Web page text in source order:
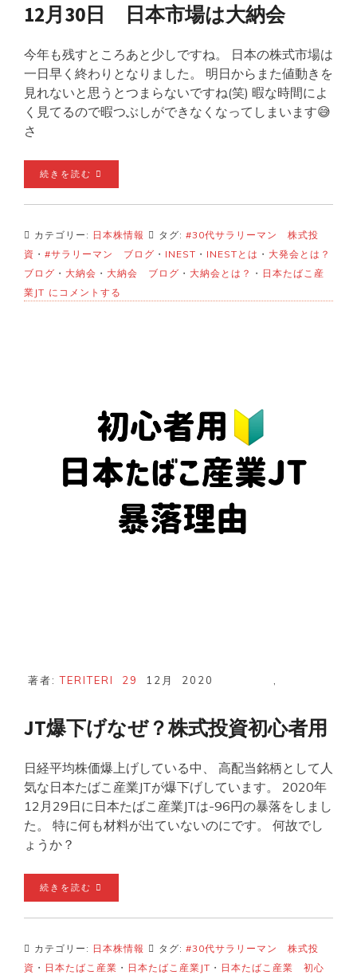
12月30日 日本市場は大納会
今年も残すところあと少しですね。 日本の株式市場は
一日早く終わりとなりました。 明日からまた値動きを
見れないと思うとつまらないですね(笑) 暇な時間によ
く見てるので暇つぶしができなくなってしまいます😅
さ
続きを読む
カテゴリー: 日本株情報 タグ: #30代サラリーマン 株式投
資 ・ #サラリーマン ブログ ・ INEST ・ INESTとは ・ 大発会とは？
ブログ ・ 大納会 ・ 大納会 ブログ ・ 大納会とは？ ・ 日本たばこ産
業JT 12
月
にコメントする
著者:TERITERI 29 12月 2020
JT爆下げなぜ？株式投資初心者用
日経平均株価爆上げしている中、 高配当銘柄として人
気な日本たばこ産業JTが爆下げしています。 2020年
12月29日に日本たばこ産業JTは-96円の暴落をしまし
た。 特に何も材料が出ていないのにです。 何故でし
ょうか？
続きを読む
カテゴリー: 日本株情報 タグ: #30代サラリーマン 株式投
資 ・ 日本たばこ産業 ・ 日本たばこ産業JT ・ 日本たばこ産業 初心